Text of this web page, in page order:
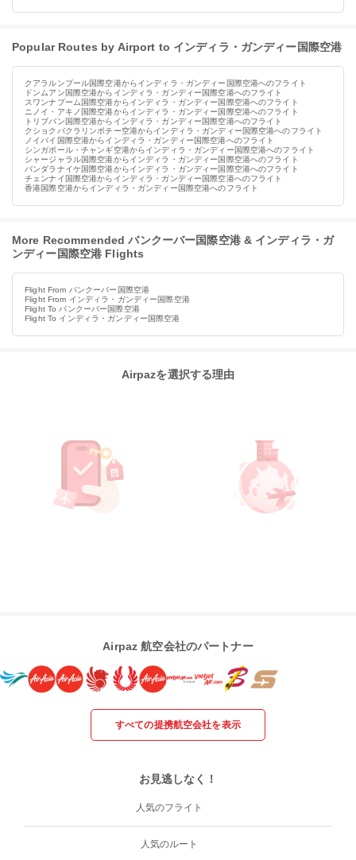
Popular Routes by Airport to インディラ・ガンディー国際空港
クアラルンプール国際空港からインディラ・ガンディー国際空港へのフライト
ドンムアン国際空港からインディラ・ガンディー国際空港へのフライト
スワンナプーム国際空港からインディラ・ガンディー国際空港へのフライト
ニノイ・アキノ国際空港からインディラ・ガンディー国際空港へのフライト
トリブバン国際空港からインディラ・ガンディー国際空港へのフライト
クショクバクラリンポチー空港からインディラ・ガンディー国際空港へのフライト
ノイバイ国際空港からインディラ・ガンディー国際空港へのフライト
シンガポール・チャンギ空港からインディラ・ガンディー国際空港へのフライト
シャージャラル国際空港からインディラ・ガンディー国際空港へのフライト
バンダラナイケ国際空港からインディラ・ガンディー国際空港へのフライト
チェンナイ国際空港からインディラ・ガンディー国際空港へのフライト
香港国際空港からインディラ・ガンディー国際空港へのフライト
More Recommended バンクーバー国際空港 & インディラ・ガ
ンディー国際空港 Flights
Flight From バンクーバー国際空港
Flight From インディラ・ガンディー国際空港
Flight To バンクーバー国際空港
Flight To インディラ・ガンディー国際空港
Airpazを選択する理由
Airpaz 航空会社のパートナー
すべての提携航空会社を表示
お見逃しなく！
人気のフライト
人気のルート